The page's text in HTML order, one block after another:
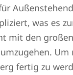
was es
mit den großen
Um
fertig zu